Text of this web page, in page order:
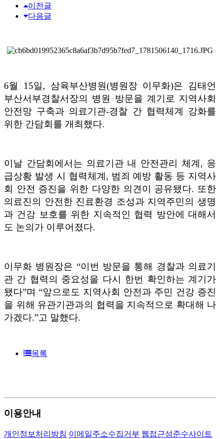
이전글
다음글
6월 15일, 삼육부산병원(병원장 이무화)은 김태언
부산서부경찰서장의 병원 방문을 계기로 지역사회
안전망 구축과 의료기관-경찰 간 협력체계 강화를
위한 간담회를 개최했다.
이날 간담회에서는 의료기관 내 안전관리 체계, 응
급상황 발생 시 협력체계, 범죄 예방 활동 등 지역사
회 안전 증진을 위한 다양한 의견이 공유됐다. 또한
의료진의 안전한 진료환경 조성과 지역주민의 생명
과 건강 보호를 위한 지속적인 협력 방안에 대해서
도 논의가 이루어졌다.
이무화 병원장은 “이번 방문을 통해 경찰과 의료기
관 간 협력의 중요성을 다시 한번 확인하는 계기가
됐다”며 “앞으로도 지역사회 안전과 주민 건강 증진
을 위해 유관기관과의 협력을 지속적으로 확대해 나
가겠다.”고 말했다.
목록
이용안내
개인정보처리방침 이메일주소수집거부 웹접근성준수사이트